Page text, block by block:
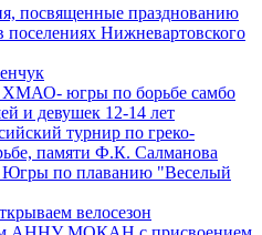
посвященные празднованию
поселениях Нижневартовского
ХМАО- югры по борьбе самбо
и девушек 12-14 лет
турнир по греко-
памяти Ф.К. Салманова
Югры по плаванию "Веселый
велосезон